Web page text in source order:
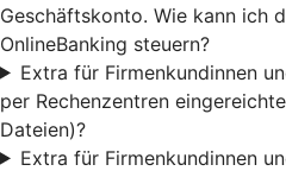
Geschäftskonto. Wie kann ich
OnlineBanking steuern?
Extra für Firmenkundinnen
per Rechenzentren
Dateien)?
Extra für Firmenkundinnen